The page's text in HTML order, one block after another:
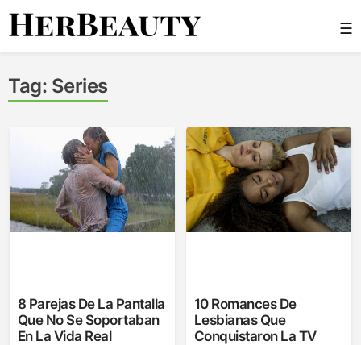
Skip
☰
Tag: Series
8 Parejas De La Pantalla
Que No Se Soportaban
En La Vida Real
10 Romances De
Lesbianas Que
Conquistaron La TV